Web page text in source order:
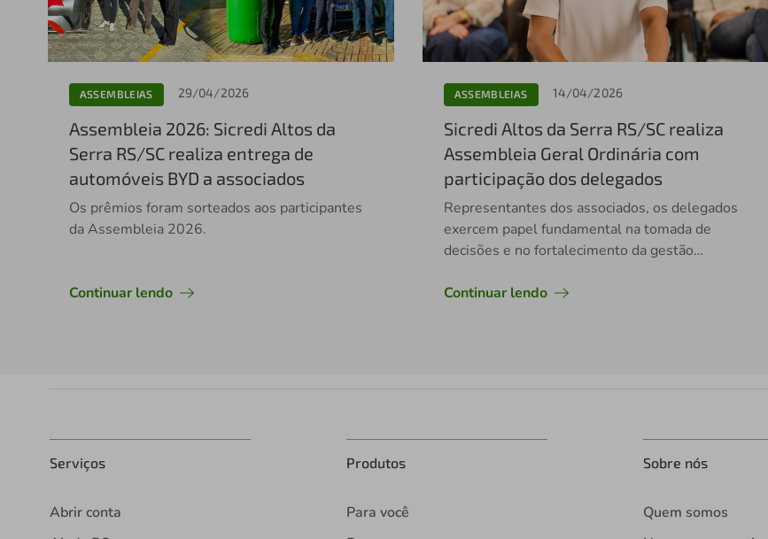
ASSEMBLEIAS 29/04/2026
Assembleia 2026: Sicredi Altos da
Serra RS/SC realiza entrega de
automóveis BYD a associados
Os prêmios foram sorteados aos participantes
da Assembleia 2026.
Continuar lendo
ASSEMBLEIAS 14/04/2026
Sicredi Altos da Serra RS/SC realiza
Assembleia Geral Ordinária com
participação dos delegados
Representantes dos associados, os delegados
exercem papel fundamental na tomada de
decisões e no fortalecimento da gestão
Continuar lendo
Serviços
Abrir conta
Produtos
Para você
Sobre nós
Quem somos